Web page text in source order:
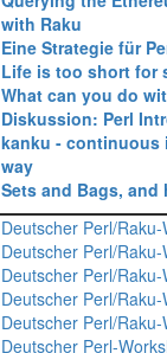
with Raku‎
‎Eine Strategie für
‎Life is too short for
‎What can you do
‎Diskussion: Perl
‎kanku - continuous
way‎
‎Sets and Bags, and
Deutscher Perl/
Deutscher Perl/
Deutscher Perl/
Deutscher Perl/
Deutscher Perl/
Deutscher Perl-